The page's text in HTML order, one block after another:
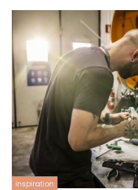
inspiration